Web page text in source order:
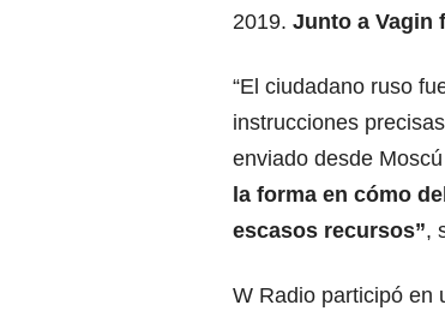
2019. Junto a Vagin
“El ciudadano ruso
instrucciones
enviado desde
la forma en cómo
escasos recursos”,
W Radio participó en